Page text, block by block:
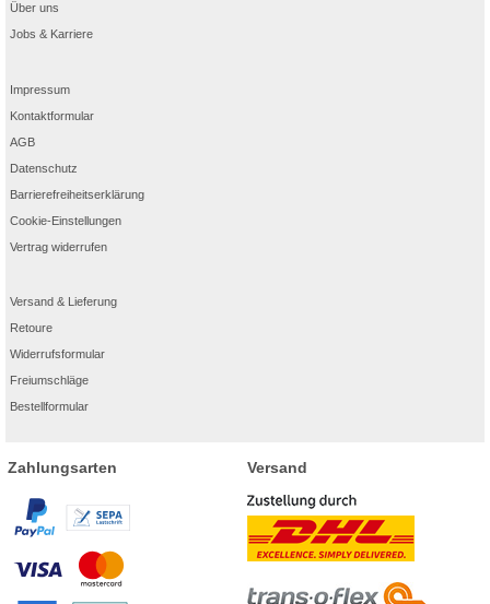
Einnahme.
Über uns
Jobs & Karriere
Impressum
Kontaktformular
AGB
Datenschutz
Barrierefreiheitserklärung
Cookie-Einstellungen
Vertrag widerrufen
Versand & Lieferung
Retoure
Widerrufsformular
Freiumschläge
Bestellformular
Zahlungsarten Versand